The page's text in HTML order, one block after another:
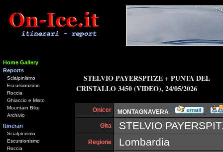
Home Gallery
Reports
Scialpinismo
Escursionismo
Roccia
Ghiaccio e Misto
Mountain Bike
Archivio
Itinerari
Scialpinismo
Escursionismo
Roccia
STELVIO PAYERSPITZE + PUNTA DEL
CRISTALLO 3450 (VIDEO), 24/05/2026
Onicer
MONTAGNAVERA
Gita
STELVIO
Regione Lombardia